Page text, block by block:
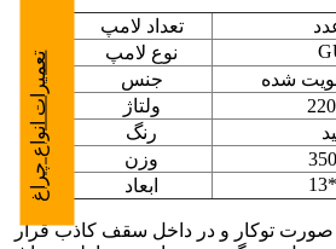
تعداد لامپ
نوع لامپ
جنس
شده
ولتاژ
رنگ
وزن
ابعاد
توکار و در داخل سقف کاذب قرار
تعمیرات انواع چراغ